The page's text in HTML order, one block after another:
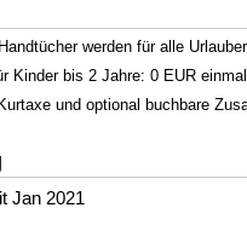
werden für alle
Kinder bis 2 Jahre: 0 EUR
und optional buchbare
Jan 2021